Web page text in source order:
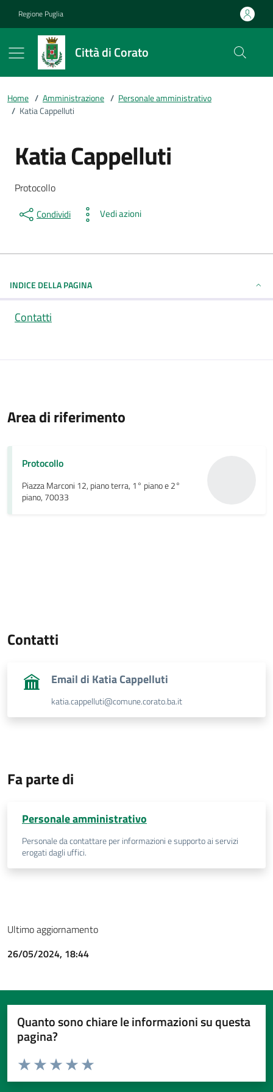
Regione Puglia
Città di Corato
Home / Amministrazione / Personale amministrativo
/ Katia Cappelluti
Katia Cappelluti
Dettagli della persona
Descrizione breve
Protocollo
Condividi Vedi azioni
INDICE DELLA PAGINA
Contatti
Area di riferimento
Protocollo
Piazza Marconi 12, piano terra, 1° piano e 2°
piano, 70033
Contatti
Email di Katia Cappelluti
katia.cappelluti@comune.corato.ba.it
Fa parte di
Personale amministrativo
Personale da contattare per informazioni e supporto ai servizi
erogati dagli uffici.
Ultimo aggiornamento
26/05/2024, 18:44
Quanto sono chiare le informazioni su questa
pagina?
Valuta da 1 a 5 stelle la pagina
Valuta 5 stelle su 5
Valuta 4 stelle su 5
Valuta 3 stelle su 5
Valuta 2 stelle su 5
Valuta 1 stelle su 5